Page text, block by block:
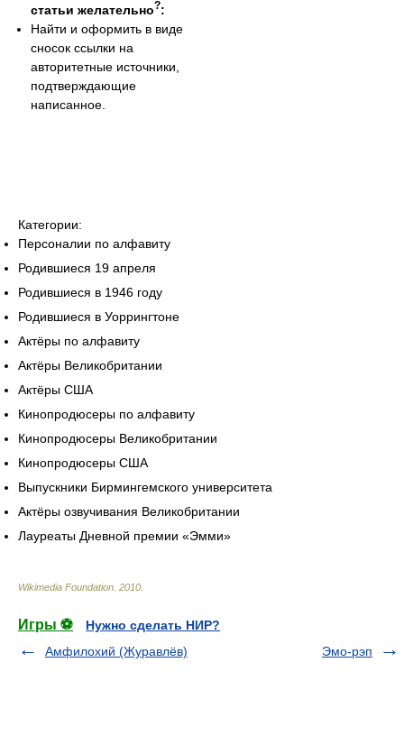
статьи желательно?:
Найти и оформить в виде
сносок ссылки на
авторитетные источники,
подтверждающие
написанное.
Категории:
Персоналии по алфавиту
Родившиеся 19 апреля
Родившиеся в 1946 году
Родившиеся в Уоррингтоне
Актёры по алфавиту
Актёры Великобритании
Актёры США
Кинопродюсеры по алфавиту
Кинопродюсеры Великобритании
Кинопродюсеры США
Выпускники Бирмингемского университета
Актёры озвучивания Великобритании
Лауреаты Дневной премии «Эмми»
Wikimedia Foundation 2010
Игры ⚽
Нужно сделать НИР?
Амфилохий (Журавлёв)
Эмо-рэп